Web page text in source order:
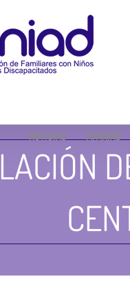
NOTICIAS AFANIAD